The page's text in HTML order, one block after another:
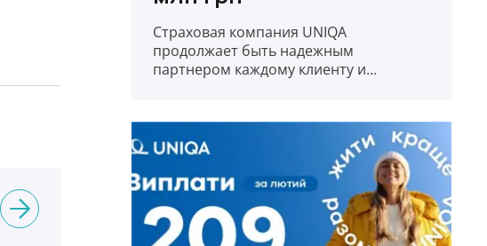
Страховая компания UNIQA
продолжает быть надежным
партнером каждому клиенту и